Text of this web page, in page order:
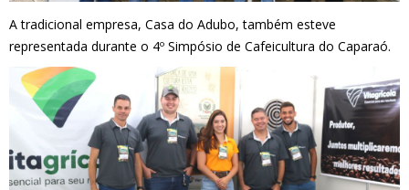
A tradicional empresa, Casa do Adubo, também esteve
representada durante o 4º Simpósio de Cafeicultura do Caparaó.